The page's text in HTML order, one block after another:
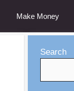
Make Money
Search